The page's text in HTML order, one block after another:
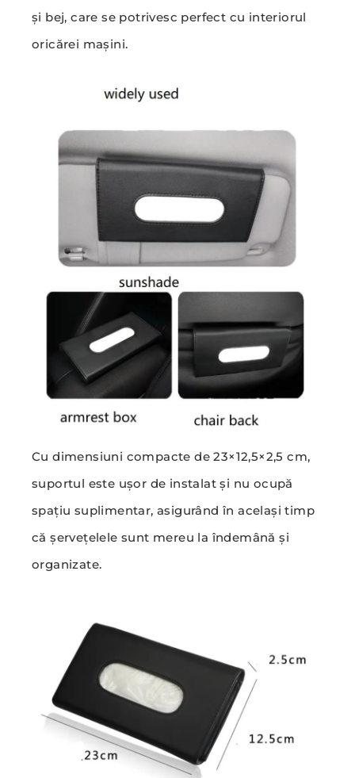
și bej, care se potrivesc perfect cu interiorul
oricărei mașini.
Cu dimensiuni compacte de 23×12,5×2,5 cm,
suportul este ușor de instalat și nu ocupă
spațiu suplimentar, asigurând în același timp
că șervețelele sunt mereu la îndemână și
organizate.